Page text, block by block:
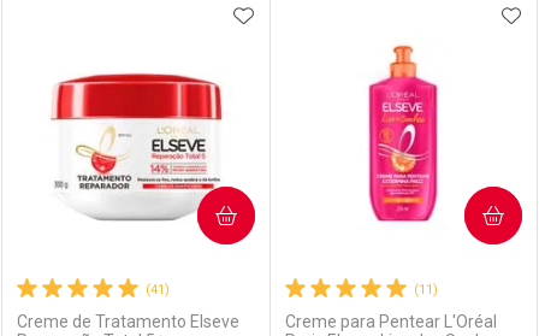
Laboratório
Por Menos Laboratório
Por Menos
(41)
Creme de Tratamento Elseve
ADICIONAR AOS FAVORITOS
COMPRAR
(11)
Creme para Pentear L'Oréal
COMPRAR